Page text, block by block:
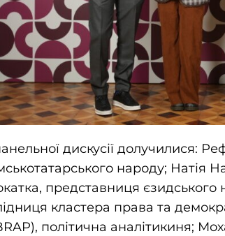
дискусії долучилися:
народу; Натія
представниця
кластера права та
політична аналітикиня;